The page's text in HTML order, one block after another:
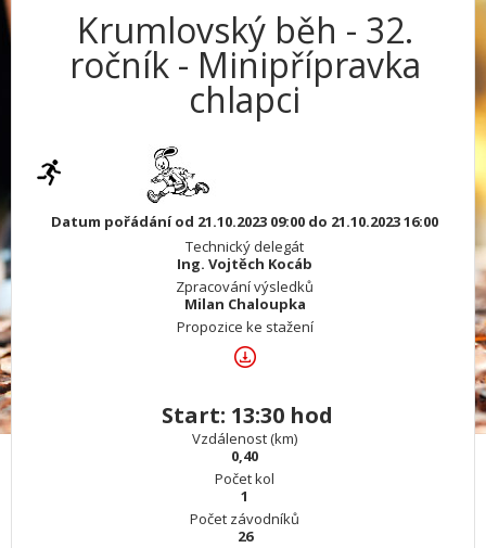
Krumlovský běh - 32.
ročník - Minipřípravka
chlapci
Datum pořádání od 21.10.2023 09:00 do 21.10.2023 16:00
Technický delegát
Ing. Vojtěch Kocáb
Zpracování výsledků
Milan Chaloupka
Propozice ke stažení
Start: 13:30 hod
Vzdálenost (km)
0,40
Počet kol
1
Počet závodníků
26